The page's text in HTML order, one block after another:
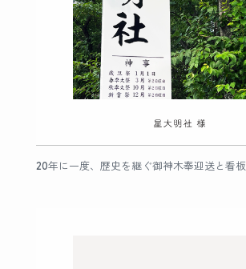
20年に一度、歴史を継ぐ御神木奉迎送と看板